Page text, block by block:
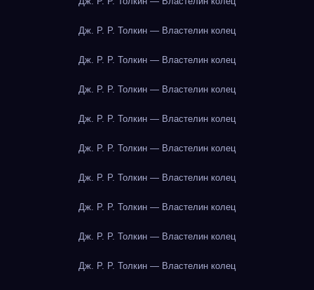
Дж. Р. Р. Толкин — Властелин колец
Дж. Р. Р. Толкин — Властелин колец
Дж. Р. Р. Толкин — Властелин колец
Дж. Р. Р. Толкин — Властелин колец
Дж. Р. Р. Толкин — Властелин колец
Дж. Р. Р. Толкин — Властелин колец
Дж. Р. Р. Толкин — Властелин колец
Дж. Р. Р. Толкин — Властелин колец
Дж. Р. Р. Толкин — Властелин колец